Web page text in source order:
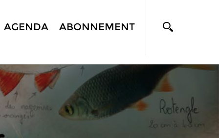
AGENDA ABONNEMENT